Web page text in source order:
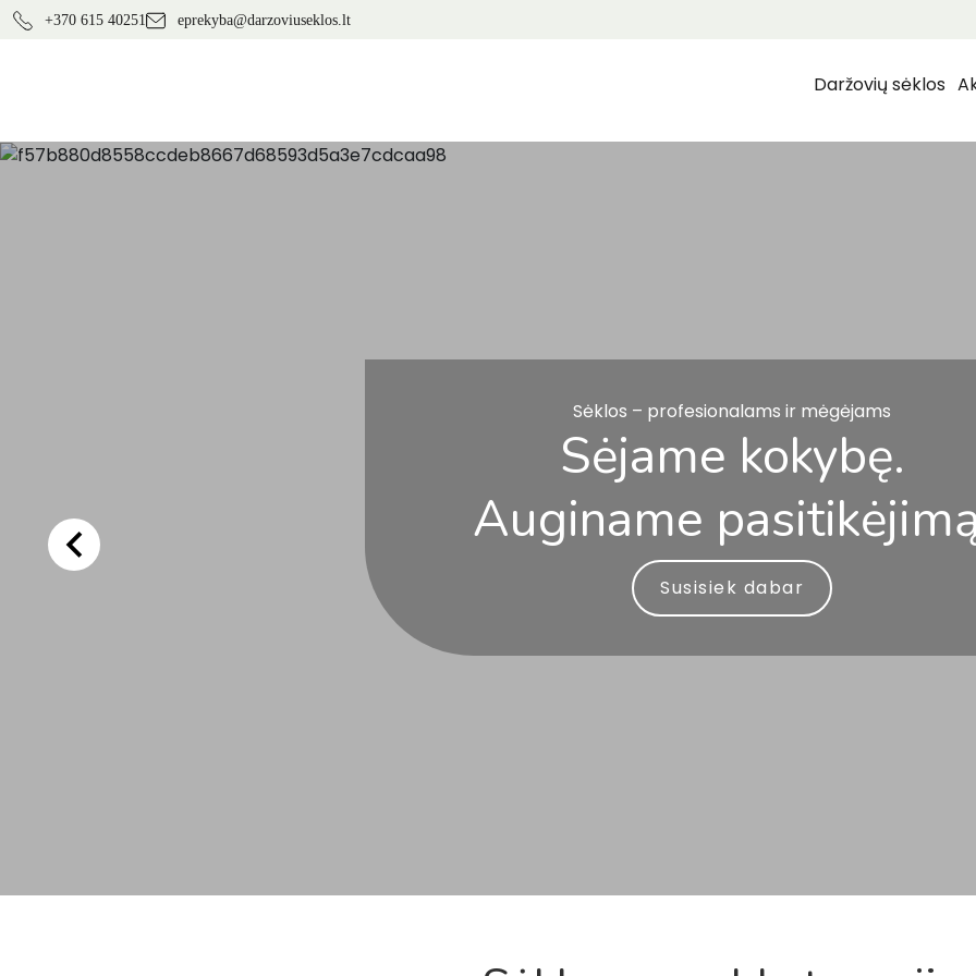
+370 615 40251 eprekyba@darzoviuseklos.lt
Daržovių sėklos
Sėklos – profesionalams ir mėgėjams
Sėjame kokybę.
Auginame
Susisiek dabar